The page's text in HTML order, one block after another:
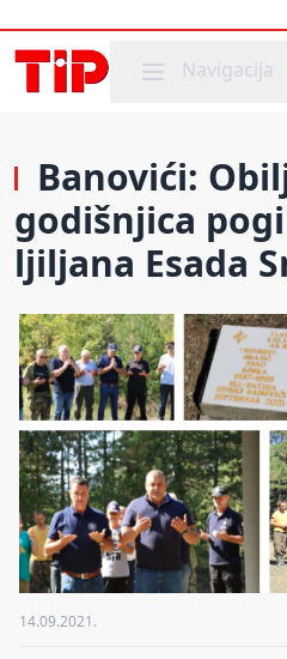
Mobile menu
Navigacija
Banovići:
godišnjica
ljiljana Esada
14.09.2021.